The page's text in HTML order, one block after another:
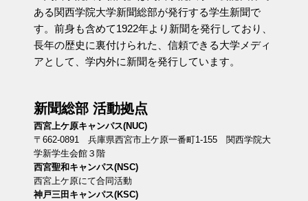
ある関西学院大学新聞総部が発行する学生新聞で
す。前身も含めて1922年より新聞を発行しており、
長年の歴史に裏付けられた、信頼できる大学メディ
アとして、学内外に新聞を発行しています。
新聞総部 活動拠点
西宮上ケ原キャンパス(NUC)
〒662-0891 兵庫県西宮市上ケ原一番町1-155 関西学院大
学新学生会館３階
西宮聖和キャンパス(NSC)
西宮上ケ原にて合同活動
神戸三田キャンパス(KSC)